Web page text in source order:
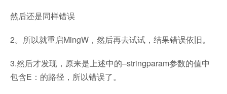
然后还是同样错误
2。所以就重启MingW，然后再去试试，结果错误依旧。
3.然后才发现，原来是上述中的–stringparam参数的值中
包含E：的路径，所以错误了。